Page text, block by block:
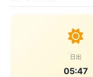
日出
05:47